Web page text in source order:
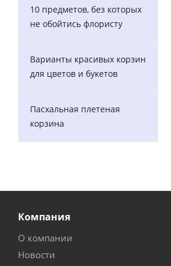
10 предметов, без которых
не обойтись флористу
Варианты красивых корзин
для цветов и букетов
Пасхальная плетеная
корзина
Компания
О компании
Новости